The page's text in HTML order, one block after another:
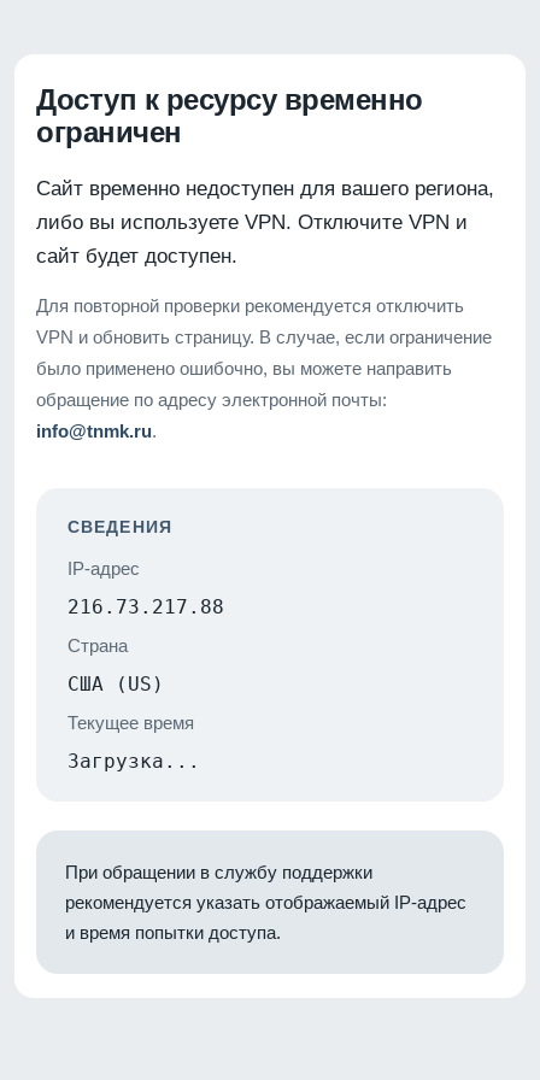
Доступ к ресурсу временно
ограничен
Сайт временно недоступен для вашего региона,
либо вы используете VPN. Отключите VPN и
сайт будет доступен.
Для повторной проверки рекомендуется отключить
VPN и обновить страницу. В случае, если ограничение
было применено ошибочно, вы можете направить
обращение по адресу электронной почты:
info@tnmk.ru.
СВЕДЕНИЯ
IP-адрес
216.73.217.88
Страна
США (US)
Текущее время
Загрузка...
При обращении в службу поддержки
рекомендуется указать отображаемый IP-адрес
и время попытки доступа.